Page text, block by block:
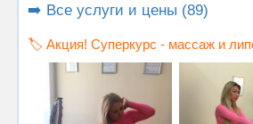
➡️ Все услуги и цены (89)
🏷️ Акция! Суперкурс - массаж и